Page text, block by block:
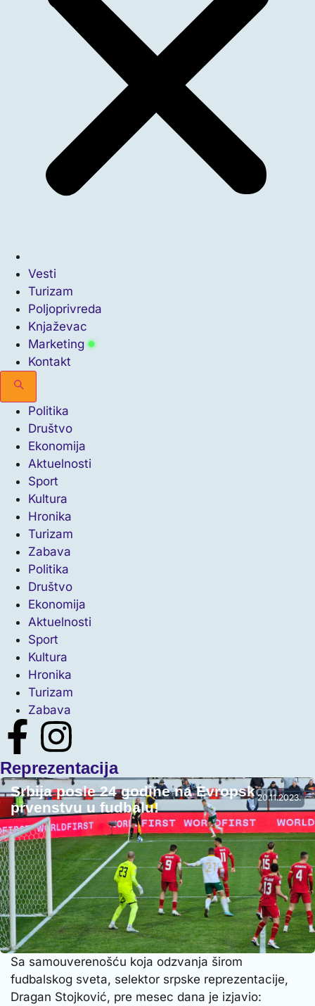
Vesti
Turizam
Poljoprivreda
Knjaževac
Marketing
Kontakt
Politika
Društvo
Ekonomija
Aktuelnosti
Sport
Kultura
Hronika
Turizam
Zabava
Politika
Društvo
Ekonomija
Aktuelnosti
Sport
Kultura
Hronika
Turizam
Zabava
Reprezentacija
20.11.2023.
Srbija posle 24 godine na Evropskom
prvenstvu u fudbalu!
Sa samouverenošću koja odzvanja širom
fudbalskog sveta, selektor srpske reprezentacije,
Dragan Stojković, pre mesec dana je izjavio: